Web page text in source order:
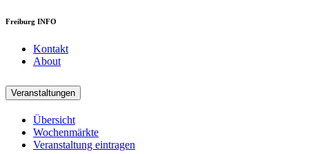
Freiburg INFO
Kontakt
About
Veranstaltungen
Übersicht
Wochenmärkte
Veranstaltung eintragen